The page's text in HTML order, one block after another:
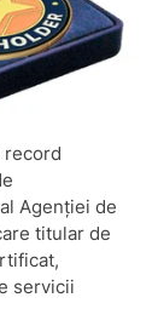
record
Agenției de
titular de
servicii